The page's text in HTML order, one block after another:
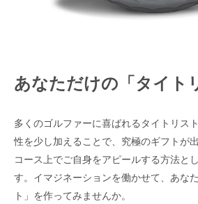
あなただけの「タイト
多くのゴルファーに喜ばれるタイトリス
性を少し加えることで、究極のギフトが
コース上でご自身をアピールする方法と
す。イマジネーションを働かせて、あな
ト」を作ってみませんか。